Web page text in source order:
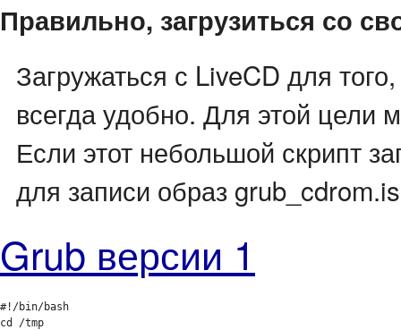
Правильно, загрузиться со
Загружаться с LiveCD для
всегда удобно. Для этой цели
Если этот небольшой скрипт
для записи образ
Grub версии 1
#!/bin/bash
cd /tmp